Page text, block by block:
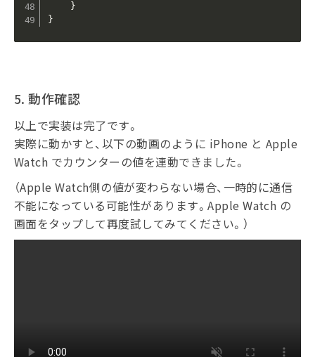
}
}
5. 動作確認
以上で実装は完了です。
実際に動かすと、以下の動画のように iPhone と Apple
Watch でカウンターの値を連動できました。
（Apple Watch側の値が変わらない場合、一時的に通信
不能になっている可能性があります。Apple Watch の
画面をタップして再度試してみてください。）